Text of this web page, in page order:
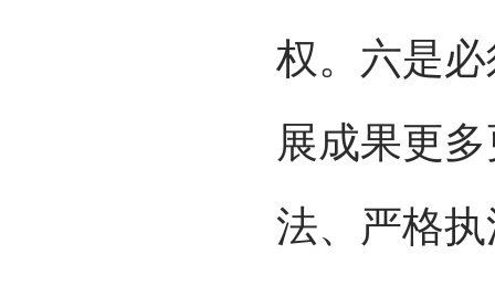
权。六是
展成果更
法、严格